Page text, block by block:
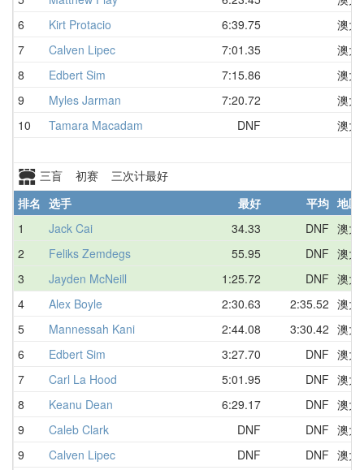
6
Kirt Protacio 6:39.75
澳大
7
Calven Lipec 7:01.35
澳大
8
Edbert Sim 7:15.86
澳大
9
Myles Jarman 7:20.72
澳大
10
Tamara Macadam DNF 澳大
三盲 初赛 三次计最好
排名 选手 最好 平均 地区
1
Jack Cai 34.33 DNF 澳大
2
Feliks Zemdegs 55.95 DNF 澳大
3
Jayden McNeill 1:25.72 DNF 澳大
4
Alex Boyle 2:30.63 2:35.52 澳大
5
Mannessah Kani 2:44.08 3:30.42 澳大
6
Edbert Sim 3:27.70 DNF 澳大
7
Carl La Hood 5:01.95 DNF 澳大
8
Keanu Dean 6:29.17 DNF 澳大
9
Caleb Clark DNF DNF 澳大
9
Calven Lipec DNF DNF 澳大